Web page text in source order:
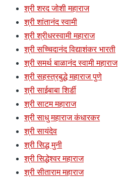
श्री शरद जोशी महाराज
श्री शांतानंद स्वामी
श्री श्रीधरस्वामी महाराज
श्री सच्चिदानंद विद्याशंकर भारती
श्री समर्थ बाळानंद स्वामी महाराज
श्री सहस्त्रबुद्धे महाराज पुणे
श्री साईबाबा शिर्डी
श्री साटम महाराज
श्री साधु महाराज कंधारकर
श्री सायंदेव
श्री सिद्ध मुनी
श्री सिद्धेश्वर महाराज
श्री सीताराम महाराज